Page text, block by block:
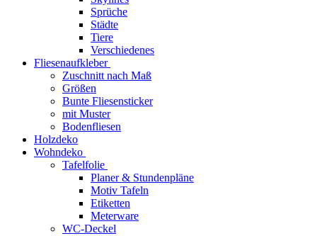
Sprüche
Städte
Tiere
Verschiedenes
Fliesenaufkleber
Zuschnitt nach Maß
Größen
Bunte Fliesensticker
mit Muster
Bodenfliesen
Holzdeko
Wohndeko
Tafelfolie
Planer & Stundenpläne
Motiv Tafeln
Etiketten
Meterware
WC-Deckel